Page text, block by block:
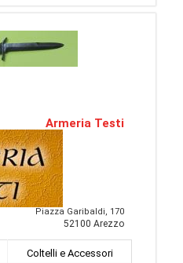
Armeria Testi
Piazza Garibaldi, 170
52100 Arezzo
Coltelli e Accessori